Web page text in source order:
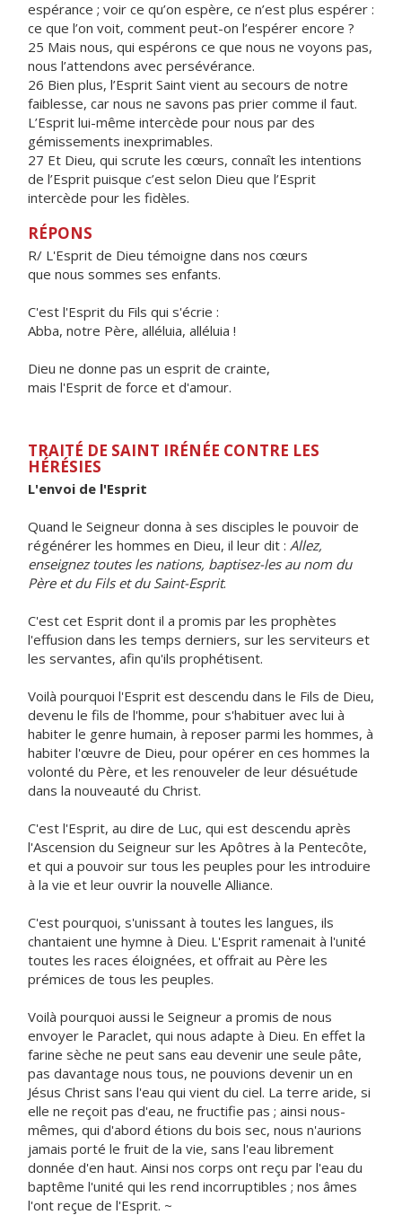
espérance ; voir ce qu’on espère, ce n’est plus espérer :
ce que l’on voit, comment peut-on l’espérer encore ?
25 Mais nous, qui espérons ce que nous ne voyons pas,
nous l’attendons avec persévérance.
26 Bien plus, l’Esprit Saint vient au secours de notre
faiblesse, car nous ne savons pas prier comme il faut.
L’Esprit lui-même intercède pour nous par des
gémissements inexprimables.
27 Et Dieu, qui scrute les cœurs, connaît les intentions
de l’Esprit puisque c’est selon Dieu que l’Esprit
intercède pour les fidèles.
RÉPONS
R/ L'Esprit de Dieu témoigne dans nos cœurs
que nous sommes ses enfants.
C'est l'Esprit du Fils qui s'écrie :
Abba, notre Père, alléluia, alléluia !
Dieu ne donne pas un esprit de crainte,
mais l'Esprit de force et d'amour.
TRAITÉ DE SAINT IRÉNÉE CONTRE LES
HÉRÉSIES
L'envoi de l'Esprit
Quand le Seigneur donna à ses disciples le pouvoir de
régénérer les hommes en Dieu, il leur dit : Allez,
enseignez toutes les nations, baptisez-les au nom du
Père et du Fils et du Saint-Esprit.
C'est cet Esprit dont il a promis par les prophètes
l'effusion dans les temps derniers, sur les serviteurs et
les servantes, afin qu'ils prophétisent.
Voilà pourquoi l'Esprit est descendu dans le Fils de Dieu,
devenu le fils de l'homme, pour s'habituer avec lui à
habiter le genre humain, à reposer parmi les hommes, à
habiter l'œuvre de Dieu, pour opérer en ces hommes la
volonté du Père, et les renouveler de leur désuétude
dans la nouveauté du Christ.
C'est l'Esprit, au dire de Luc, qui est descendu après
l'Ascension du Seigneur sur les Apôtres à la Pentecôte,
et qui a pouvoir sur tous les peuples pour les introduire
à la vie et leur ouvrir la nouvelle Alliance.
C'est pourquoi, s'unissant à toutes les langues, ils
chantaient une hymne à Dieu. L'Esprit ramenait à l'unité
toutes les races éloignées, et offrait au Père les
prémices de tous les peuples.
Voilà pourquoi aussi le Seigneur a promis de nous
envoyer le Paraclet, qui nous adapte à Dieu. En effet la
farine sèche ne peut sans eau devenir une seule pâte,
pas davantage nous tous, ne pouvions devenir un en
Jésus Christ sans l'eau qui vient du ciel. La terre aride, si
elle ne reçoit pas d'eau, ne fructifie pas ; ainsi nous-
mêmes, qui d'abord étions du bois sec, nous n'aurions
jamais porté le fruit de la vie, sans l'eau librement
donnée d'en haut. Ainsi nos corps ont reçu par l'eau du
baptême l'unité qui les rend incorruptibles ; nos âmes
l'ont reçue de l'Esprit. ~